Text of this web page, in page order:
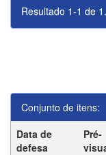
Resultado 1-1 de 1.
Conjunto de itens:
Data de
defesa
Pré-